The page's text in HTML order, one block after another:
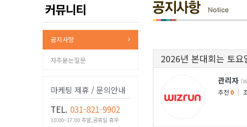
커뮤니티
공지사항
자주묻는질문
마케팅 제휴 / 문의안내
TEL. 031-821-9902
10:00~17:00 주말,공휴일 휴무
2026년 본대회는 토요
관리자
추천 0 |